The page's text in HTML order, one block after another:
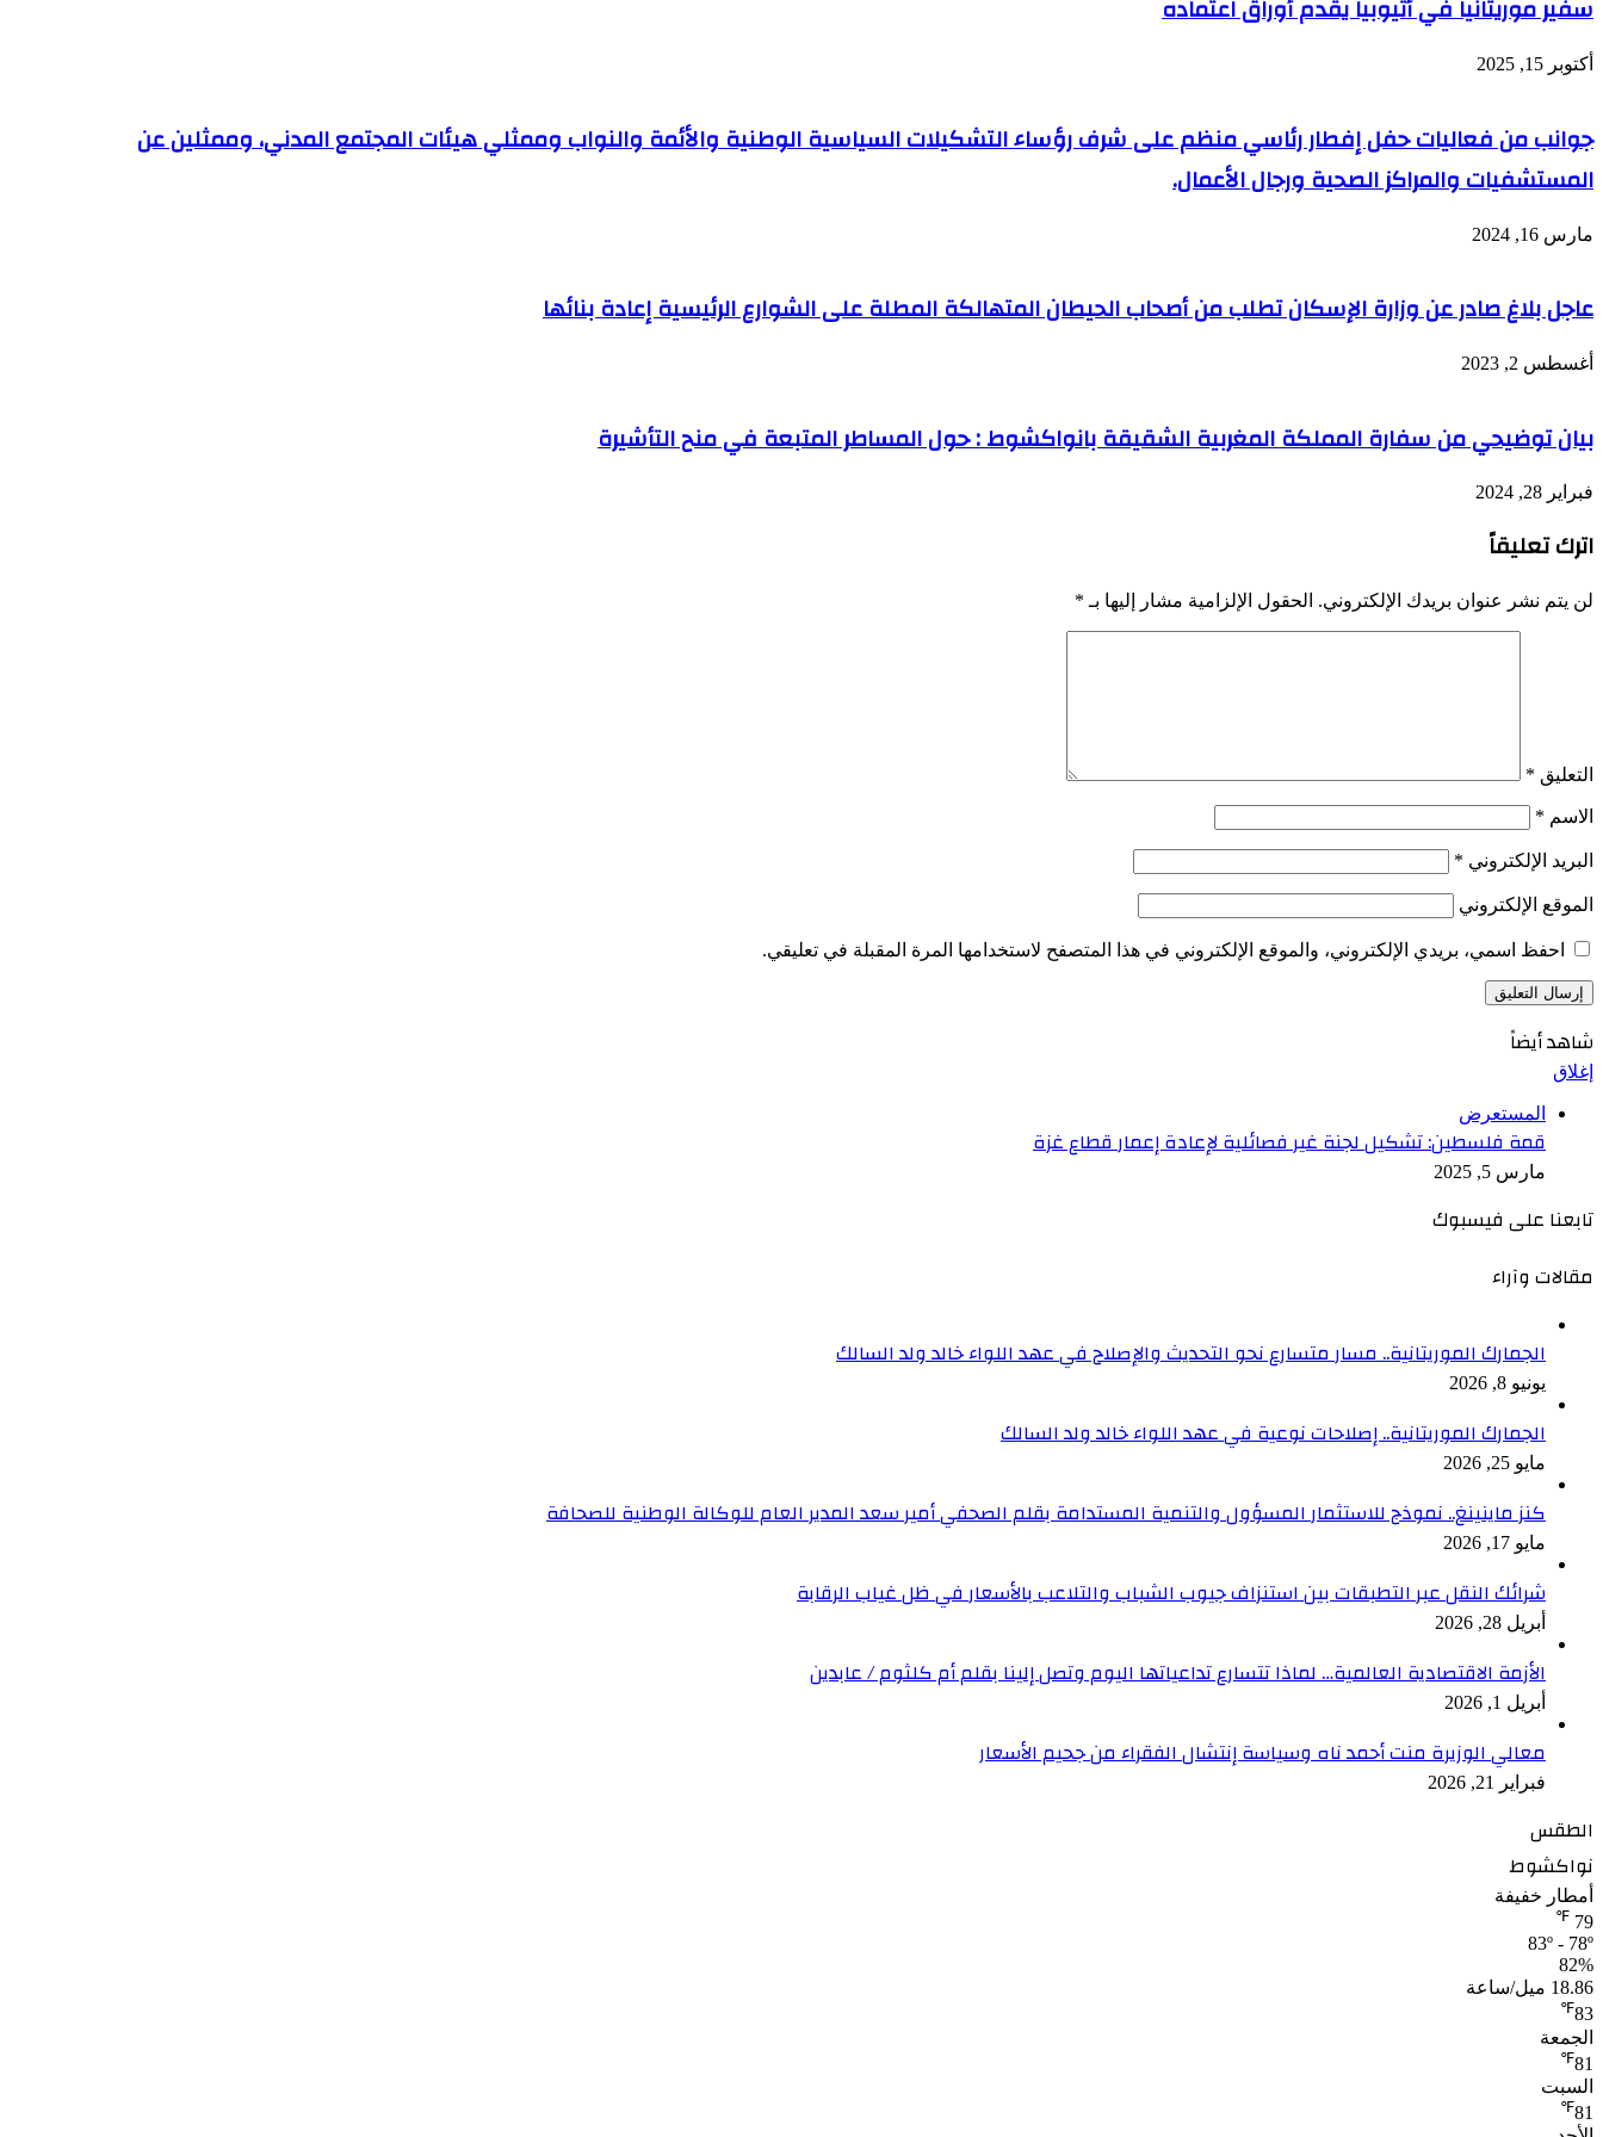
سفير موريتانيا في أثيوبيا يقدم أوراق اعتماده
أكتوبر 15, 2025
جوانب من فعاليات حفل إفطار رئاسي منظم على شرف رؤساء التشكيلات السياسية الوطنية والأئمة والنواب وممثلي هيئات المجتمع المدني، وممثلين عن
المستشفيات والمراكز الصحية ورجال الأعمال.
مارس 16, 2024
عاجل بلاغ صادر عن وزارة الإسكان تطلب من أصحاب الحيطان المتهالكة المطلة على الشوارع الرئيسية إعادة بنائها
أغسطس 2, 2023
بيان توضيحي من سفارة المملكة المغربية الشقيقة بانواكشوط : حول المساطر المتبعة في منح التأشيرة
فبراير 28, 2024
اترك تعليقاً
لن يتم نشر عنوان بريدك الإلكتروني. الحقول الإلزامية مشار إليها بـ *
التعليق *
الاسم *
البريد الإلكتروني *
الموقع الإلكتروني
احفظ اسمي، بريدي الإلكتروني، والموقع الإلكتروني في هذا المتصفح لاستخدامها المرة المقبلة في تعليقي.
شاهد أيضاً
إغلاق
المستعرض
قمة فلسطين: تشكيل لجنة غير فصائلية لإعادة إعمار قطاع غزة
مارس 5, 2025
تابعنا على فيسبوك
مقالات وآراء
الجمارك الموريتانية.. مسار متسارع نحو التحديث والإصلاح في عهد اللواء خالد ولد السالك
يونيو 8, 2026
الجمارك الموريتانية.. إصلاحات نوعية في عهد اللواء خالد ولد السالك
مايو 25, 2026
كنز ماينينغ.. نموذج للاستثمار المسؤول والتنمية المستدامة بقلم الصحفي أمير سعد المدير العام للوكالة الوطنية للصحافة
مايو 17, 2026
شرائك النقل عبر التطبقات بين استنزاف جيوب الشباب والتلاعب بالأسعار في ظل غياب الرقابة
أبريل 28, 2026
الأزمة الاقتصادية العالمية… لماذا تتسارع تداعياتها اليوم وتصل إلينا بقلم أم كلثوم / عابدين
أبريل 1, 2026
معالي الوزيرة منت أحمد ناه وسياسة إنتشال الفقراء من جحيم الأسعار
فبراير 21, 2026
الطقس
نواكشوط
أمطار خفيفة
79
℉
83º - 78º
82%
18.86 ميل/ساعة
83
℉
الجمعة
81
℉
السبت
81
℉